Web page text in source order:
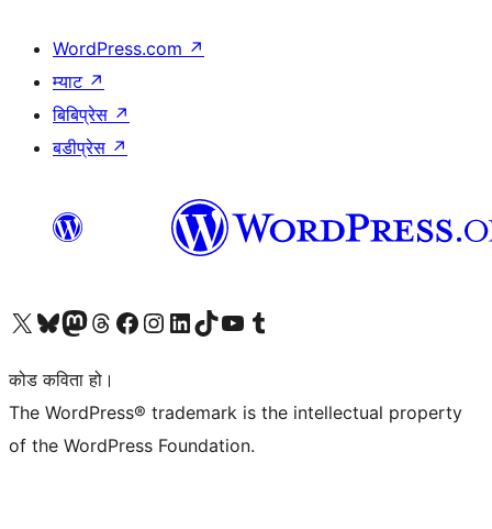
WordPress.com ↗
म्याट ↗
बिबिप्रेस ↗
बडीप्रेस ↗
हाम्रो X (पहिले ट्विटर) खातामा जानुहोस्
हाम्रो Bluesky खाता भ्रमण गर्नुहोस्
हाम्रो म्यास्टोडन खाता भ्रमण गर्नुहोस्
हाम्रो थ्रेड्स खातामा जानुहोस्
हाम्रो फेसबुक पेजमा जानुहोस्
हाम्रो इन्स्टाग्राम खातामा जानुहोस्
हाम्रो लिङ्क्डइन खातामा जानुहोस्
हाम्रो TikTok खाता भ्रमण गर्नुहोस्
हाम्रो युट्युब च्यानलमा जानुहोस्
हाम्रो टम्बलर खाता भ्रमण गर्नुहोस्
कोड कविता हो।
The WordPress® trademark is the intellectual property
of the WordPress Foundation.